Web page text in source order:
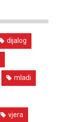
dijalog
mladi
vjera